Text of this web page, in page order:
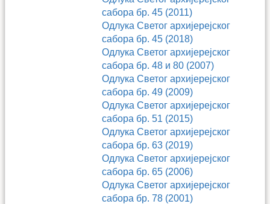
сабора бр. 45 (2011)
Одлука Светог архијерејског
сабора бр. 45 (2018)
Одлука Светог архијерејског
сабора бр. 48 и 80 (2007)
Одлука Светог архијерејског
сабора бр. 49 (2009)
Одлука Светог архијерејског
сабора бр. 51 (2015)
Одлука Светог архијерејског
сабора бр. 63 (2019)
Одлука Светог архијерејског
сабора бр. 65 (2006)
Одлука Светог архијерејског
сабора бр. 78 (2001)